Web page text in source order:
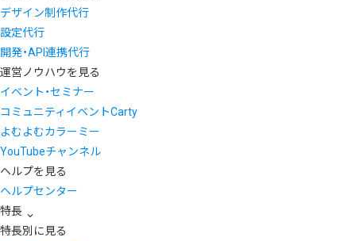
デザイン制作代行
設定代行
開発・API連携代行
運営ノウハウを見る
イベント・セミナー
コミュニティイベントCarty
よむよむカラーミー
YouTubeチャンネル
ヘルプを見る
ヘルプセンター
特長
特長別に見る